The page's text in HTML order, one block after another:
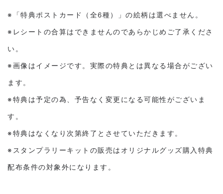
※「特典ポストカード（全6種）」の絵柄は選べません。
※レシートの合算はできませんのであらかじめご了承くださ
い。
※画像はイメージです。実際の特典とは異なる場合がござい
ます。
※特典は予定の為、予告なく変更になる可能性がございま
す。
※特典はなくなり次第終了とさせていただきます。
※スタンプラリーキットの販売はオリジナルグッズ購入特典
配布条件の対象外になります。